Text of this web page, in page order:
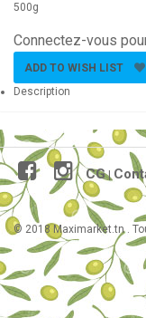
500g
Connectez-vous
ADD TO WISH LIST
Description
CG|
© 2018 Maximarket.tn .